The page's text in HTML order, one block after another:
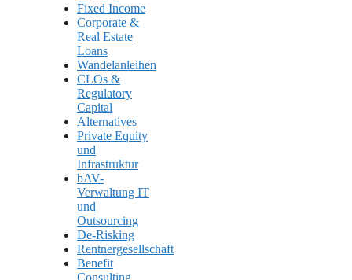
Fixed Income
Corporate &
Real Estate
Loans
Wandelanleihen
CLOs &
Regulatory
Capital
Alternatives
Private Equity
und
Infrastruktur
bAV-
Verwaltung IT
und
Outsourcing
De-Risking
Rentnergesellschaft
Benefit